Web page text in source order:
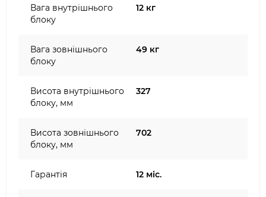
Вага внутрішнього
блоку
12 кг
Вага зовнішнього
блоку
49 кг
Висота внутрішнього
блоку, мм
327
Висота зовнішнього
блоку, мм
702
Гарантія 12 міс.